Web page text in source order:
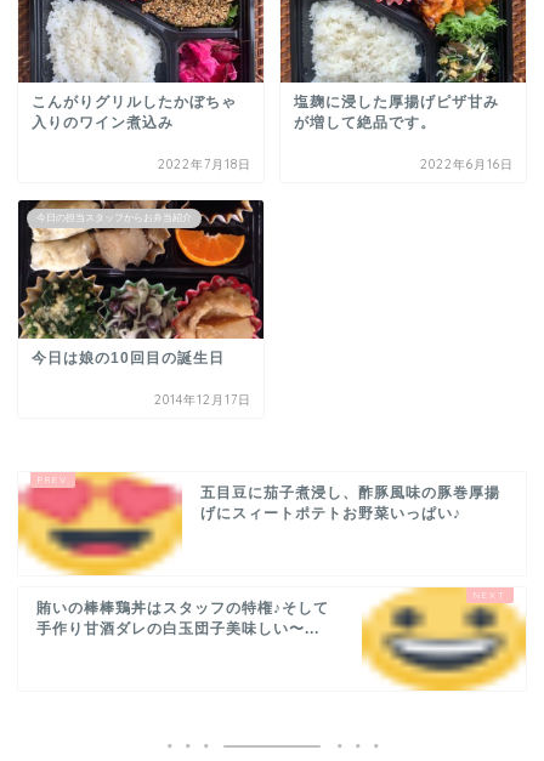
こんがりグリルしたかぼちゃ
入りのワイン煮込み
2022年7月18日
塩麹に浸した厚揚げピザ甘み
が増して絶品です。
2022年6月16日
今日の担当スタッフからお弁当紹介
今日は娘の10回目の誕生日
2014年12月17日
五目豆に茄子煮浸し、酢豚風味の豚巻厚揚
げにスィートポテトお野菜いっぱい♪
賄いの棒棒鶏丼はスタッフの特権♪そして
手作り甘酒ダレの白玉団子美味しい〜...